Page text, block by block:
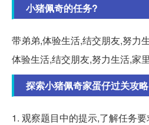
小猪佩奇的任务?
带弟弟,体验生活,结交朋友,努力
体验生活,结交朋友,努力生活,家
探索小猪佩奇家蛋仔过关攻
1. 观察题目中的提示,了解任务